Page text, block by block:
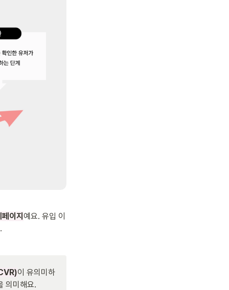
이지 예요. 유입 이
이 유의미하
의미해요.